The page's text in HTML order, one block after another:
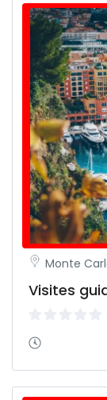
Monte
Visites